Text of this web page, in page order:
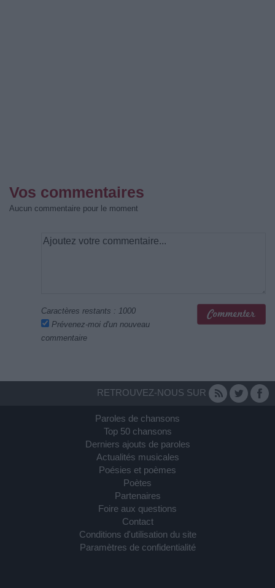
Vos commentaires
Aucun commentaire pour le moment
Caractères restants : 1000
Prévenez-moi d'un nouveau
commentaire
RETROUVEZ-NOUS SUR
Paroles de chansons
Top 50 chansons
Derniers ajouts de paroles
Actualités musicales
Poésies et poèmes
Poètes
Partenaires
Foire aux questions
Contact
Conditions d'utilisation du site
Paramètres de confidentialité